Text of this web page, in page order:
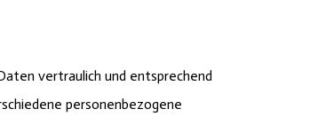
vertraulich und entsprechend
personenbezogene